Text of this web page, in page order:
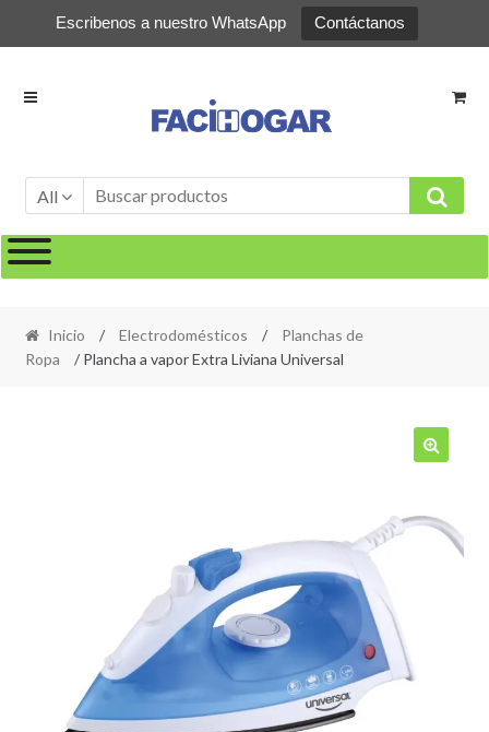
Escribenos a nuestro WhatsApp Contáctanos
Ir
Ir
All
Inicio / Electrodomésticos /
Planchas de
Ropa
/ Plancha a vapor Extra Liviana Universal